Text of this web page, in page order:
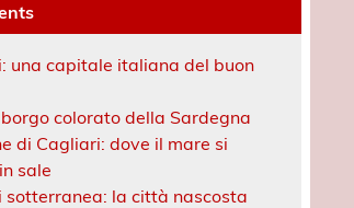
una capitale italiana del buon
colorato della Sardegna
di Cagliari: dove il mare si
sale
sotterranea: la città nascosta